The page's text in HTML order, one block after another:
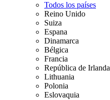
Todos los países
Reino Unido
Suiza
Espana
Dinamarca
Bélgica
Francia
República de Irlanda
Lithuania
Polonia
Eslovaquia